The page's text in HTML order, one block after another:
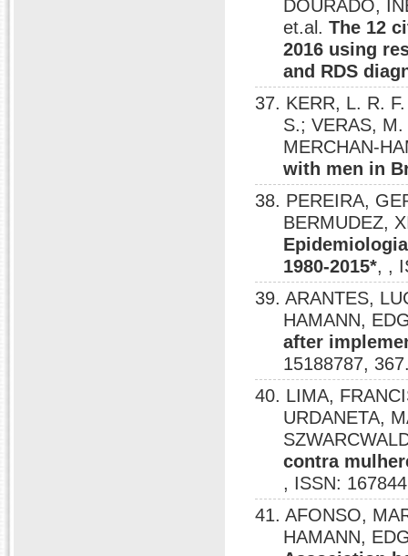
DOURADO,
et.al.The 12
2016 using
and RDS
37. KERR, L. R.
S.; VERAS,
MERCHAN-
with men in
38. PEREIRA,
BERMUDEZ,
1980-2015*, ,
39. ARANTES,
HAMANN,
after
15188787,
40. LIMA,
URDANETA,
contra
, ISSN:
41. AFONSO,
HAMANN,